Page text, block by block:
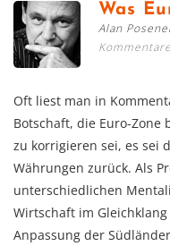
Was
Alan
Kommentare
Oft liest man in
Botschaft, die Euro-
zu korrigieren sei, es sei
Währungen zurück. Als
unterschiedlichen
Wirtschaft im
Anpassung der